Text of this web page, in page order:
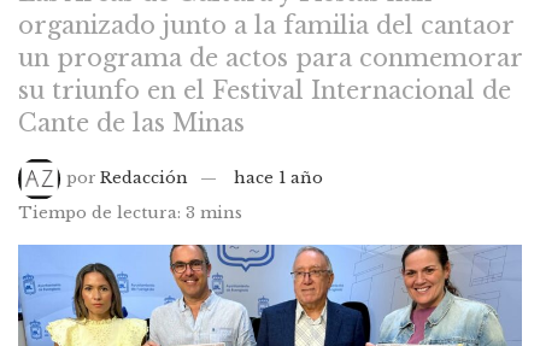
organizado junto a la familia del cantaor
un programa de actos para conmemorar
su triunfo en el Festival Internacional de
Cante de las Minas
por Redacción
hace 1 año
Tiempo de lectura: 3 mins